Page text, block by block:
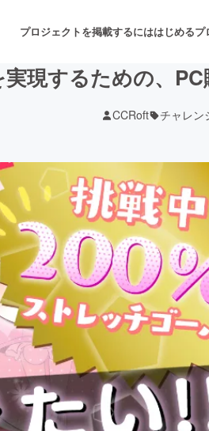
プロジェクトを掲載するにははじめるプ
楽
ーム・サービス開発
籍・雑誌出版
ャレンジ
CAMPFIRE for Social Good
実現するための、
CCRoft チャレン